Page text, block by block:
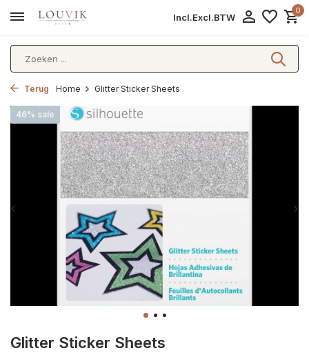
Incl.Excl.BTW
0
Terug Home Glitter Sticker Sheets
Glitter Sticker Sheets
46% sale